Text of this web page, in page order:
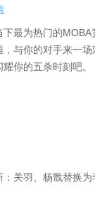
为热门的MOBA
与你的对手来一
你的五杀时刻吧。
羽、杨戬替换为